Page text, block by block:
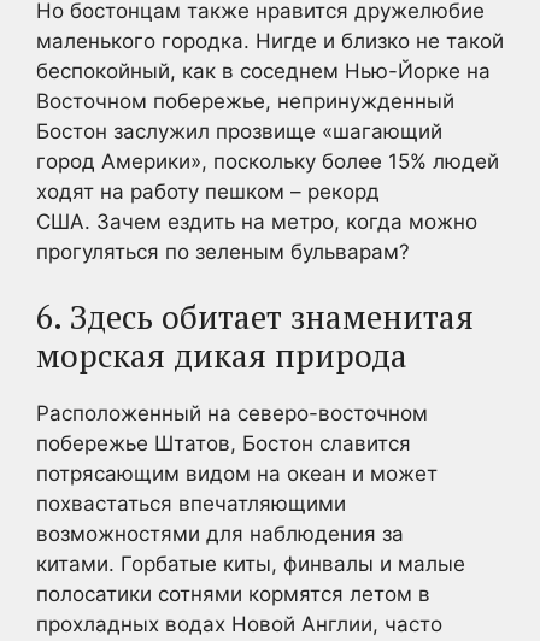
Но бостонцам также нравится дружелюбие
маленького городка. Нигде и близко не такой
беспокойный, как в соседнем Нью-Йорке на
Восточном побережье, непринужденный
Бостон заслужил прозвище «шагающий
город Америки», поскольку более 15% людей
ходят на работу пешком – рекорд
США. Зачем ездить на метро, когда можно
прогуляться по зеленым бульварам?
6. Здесь обитает знаменитая
морская дикая природа
Расположенный на северо-восточном
побережье Штатов, Бостон славится
потрясающим видом на океан и может
похвастаться впечатляющими
возможностями для наблюдения за
китами. Горбатые киты, финвалы и малые
полосатики сотнями кормятся летом в
прохладных водах Новой Англии, часто